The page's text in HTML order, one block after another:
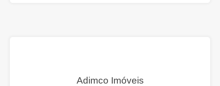
Adimco Imóveis